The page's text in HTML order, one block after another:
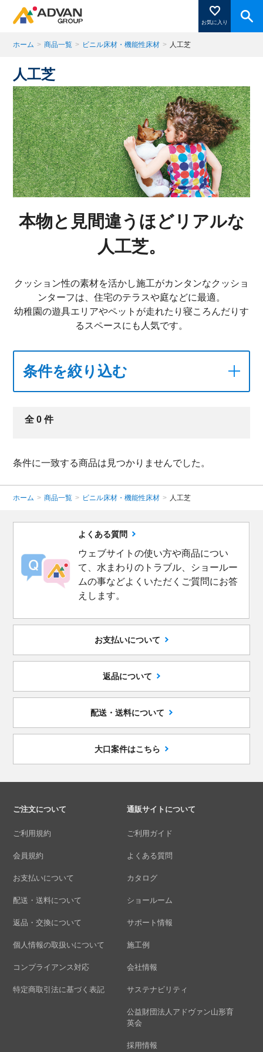
お気に入り
商品ページにある「お気に入り登録」を押すと登録した
商品がここに表示されます。
閉じる
ホーム > 商品一覧 > ビニル床材・機能性床材 > 人工芝
人工芝
本物と見間違うほどリアルな
人工芝。
クッション性の素材を活かし施工がカンタンなクッショ
ンターフは、住宅のテラスや庭などに最適。
幼稚園の遊具エリアやペットが走れたり寝ころんだりす
るスペースにも人気です。
条件を絞り込む
全0 件
条件に一致する商品は見つかりませんでした。
ホーム > 商品一覧 > ビニル床材・機能性床材 > 人工芝
よくある質問
ウェブサイトの使い方や商品につい
て、水まわりのトラブル、ショールー
ムの事などよくいただくご質問にお答
えします。
お支払いについて
返品について
配送・送料について
大口案件はこちら
ご注文について
ご利用規約
会員規約
お支払いについて
配送・送料について
返品・交換について
個人情報の取扱いについて
コンプライアンス対応
特定商取引法に基づく表記
通販サイトについて
ご利用ガイド
よくある質問
カタログ
ショールーム
サポート情報
施工例
会社情報
サステナビリティ
公益財団法人アドヴァン山形育
英会
採用情報